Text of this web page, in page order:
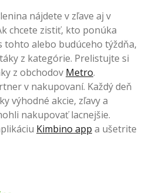
nájdete v zľave aj v
chcete zistiť, kto ponúka
tohto alebo budúceho týždňa,
z kategórie. Prelistujte si
z obchodov Metro.
v nakupovaní. Každý deň
výhodné akcie, zľavy a
nakupovať lacnejšie.
Kimbino app a ušetrite